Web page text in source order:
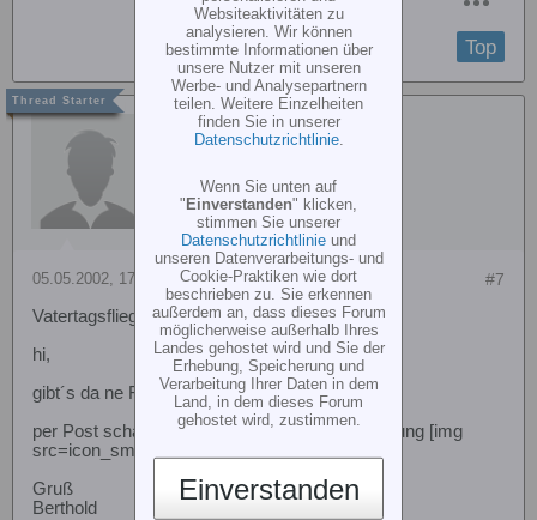
Top
Berthold Pätzold
#7
05.05.2002, 17:28
Vatertagsfliegen in Heidelberg/Dossenheim
hi,
gibt´s da ne Faxnummer oder so........
per Post schaff ma des nimmer mit da Anmeldung [img
src=icon_smile.gif border=0 align=middle]
Gruß
Berthold
Websiteaktivitäten zu
analysieren. Wir können
bestimmte Informationen über
unsere Nutzer mit unseren
Werbe- und Analysepartnern
teilen. Weitere Einzelheiten
finden Sie in unserer
Datenschutzrichtlinie.
Wenn Sie unten auf
" Einverstanden" klicken,
stimmen Sie unserer
Datenschutzrichtlinie und
unseren Datenverarbeitungs- und
Cookie-Praktiken wie dort
beschrieben zu. Sie erkennen
außerdem an, dass dieses Forum
möglicherweise außerhalb Ihres
Landes gehostet wird und Sie der
Erhebung, Speicherung und
Verarbeitung Ihrer Daten in dem
Land, in dem dieses Forum
gehostet wird, zustimmen.
Einverstanden